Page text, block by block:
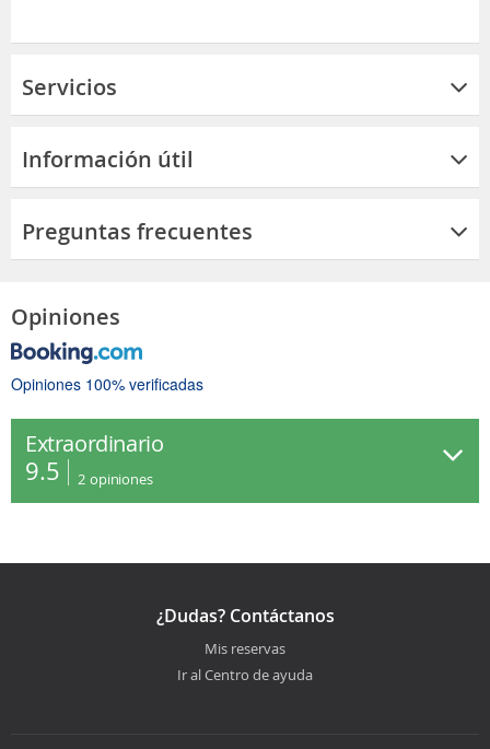
Servicios
Información útil
Preguntas frecuentes
Opiniones
Opiniones 100% verificadas
Extraordinario
9.5 2 opiniones
¿Dudas? Contáctanos
Mis reservas
Ir al Centro de ayuda